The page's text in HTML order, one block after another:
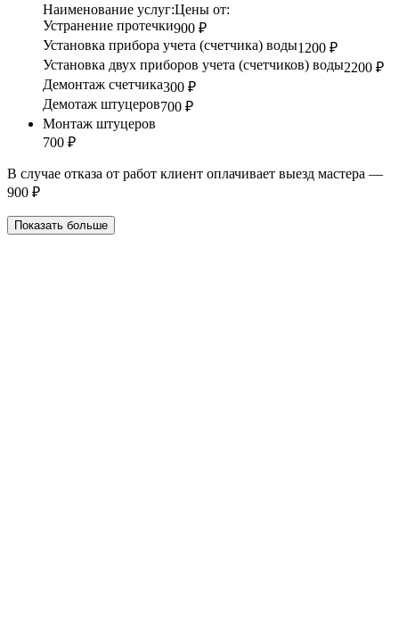
Наименование услуг:Цены от:
Устранение протечки900 ₽
Установка прибора учета (счетчика) воды1200 ₽
Установка двух приборов учета (счетчиков) воды2200 ₽
Демонтаж счетчика300 ₽
Демотаж штуцеров700 ₽
Монтаж штуцеров
700 ₽
В случае отказа от работ клиент оплачивает выезд мастера —
900 ₽
Показать больше